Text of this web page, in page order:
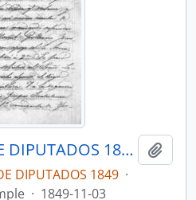
ACTAS CÁMARA DE DIPUTADOS 1849
DIPUTADOS 1849 ·
· 1849-11-03